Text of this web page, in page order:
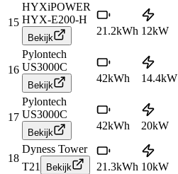
15
HYXiPOWER
HYX-E200-H
Bekijk
21.2kWh 12kW
16
Pylontech
US3000C
Bekijk
42kWh 14.4kW
17
Pylontech
US3000C
Bekijk
42kWh 20kW
18
Dyness Tower
T21
Bekijk 21.3kWh 10kW